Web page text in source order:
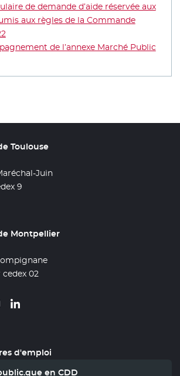
de demande d’aide réservée aux
aux règles de la Commande
- Nouvelle fenêtre
de l’annexe Marché Public
fenêtre
Toulouse
Juin
9
Montpellier
02
Xsur Facebook
nous sur Youtube
fenêtre
nous sur Instagram
- Nouvelle fenêtre
Retrouvez nous sur Linkedin
- Nouvelle fenêtre
d'emploi
en CDD